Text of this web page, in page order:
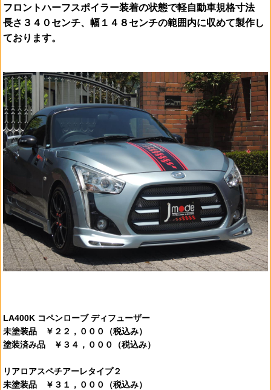
フロントハーフスポイラー装着の状態で軽自動車規格寸法
長さ３４０センチ、幅１４８センチの範囲内に収めて製作し
ております。
LA400K コペンローブ ディフューザー
未塗装品 ￥２２，０００
（税込み）
塗装済み品 ￥３４，０００
（税込み）
リアロアスペチアーレタイプ２
未塗装品 ￥３１，０００（税込み）